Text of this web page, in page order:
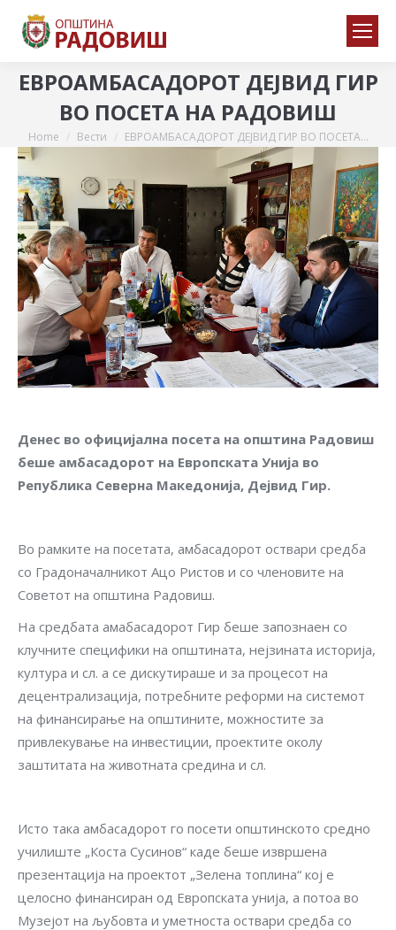
ЕВРОАМБАСАДОРОТ ДЕЈВИД ГИР
ВО ПОСЕТА НА РАДОВИШ
You are here:
Home Вести ЕВРОАМБАСАДОРОТ ДЕЈВИД ГИР ВО ПОСЕТА…
Денес во официјална посета на општина Радовиш
беше амбасадорот на Европската Унија во
Република Северна Македонија, Дејвид Гир.
Во рамките на посетата, амбасадорот оствари средба
со Градоначалникот Ацо Ристов и со членовите на
Советот на општина Радовиш.
На средбата амабасадорот Гир беше запознаен со
клучните специфики на општината, нејзината историја,
култура и сл. а се дискутираше и за процесот на
децентрализација, потребните реформи на системот
на финансирање на општините, можностите за
привлекување на инвестиции, проектите околу
заштитата на животната средина и сл.
Исто така амбасадорот го посети општинското средно
училиште „Коста Сусинов“ каде беше извршена
презентација на проектот „Зелена топлина“ кој е
целосно финансиран од Европската унија, а потоа во
Музејот на љубовта и уметноста оствари средба со